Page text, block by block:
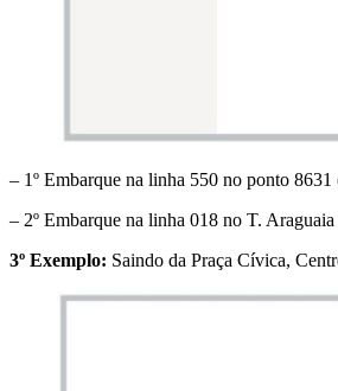
– 1º Embarque na linha 550 no ponto
– 2º Embarque na linha 018 no T.
3º Exemplo: Saindo da Praça Cívica,